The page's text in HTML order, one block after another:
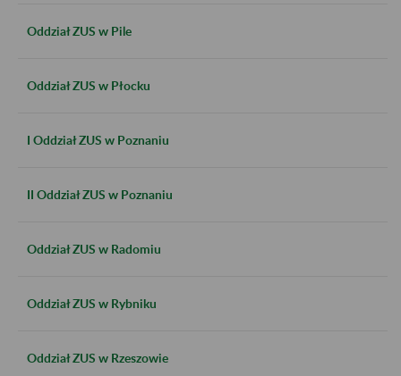
Oddział ZUS w Pile
Oddział ZUS w Płocku
I Oddział ZUS w Poznaniu
II Oddział ZUS w Poznaniu
Oddział ZUS w Radomiu
Oddział ZUS w Rybniku
Oddział ZUS w Rzeszowie